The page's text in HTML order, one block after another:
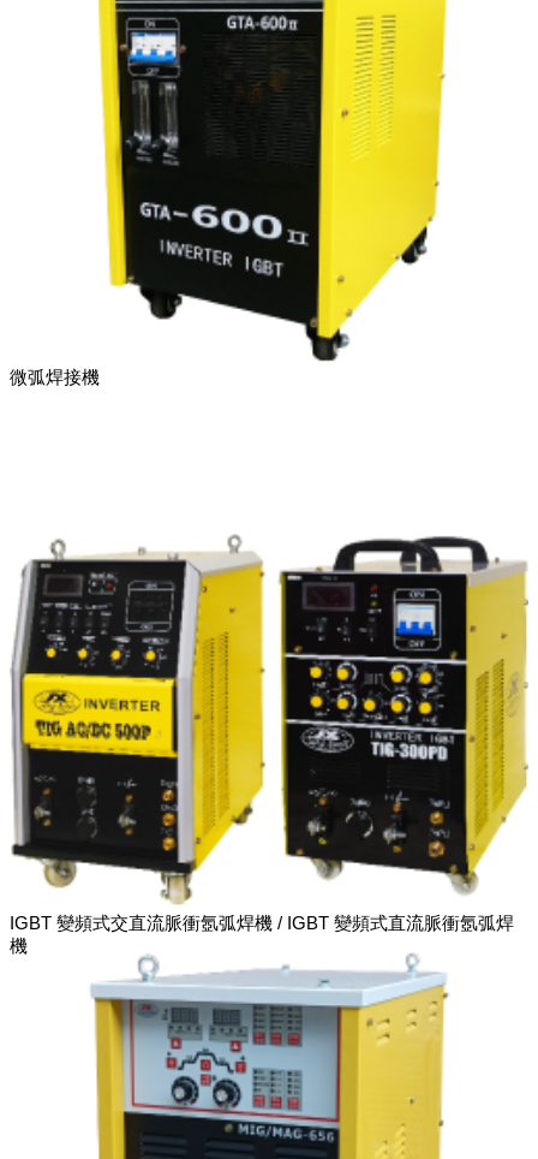
微弧焊接機
IGBT 變頻式交直流脈衝氬弧焊機 / IGBT 變頻式直流脈衝氬弧焊
機